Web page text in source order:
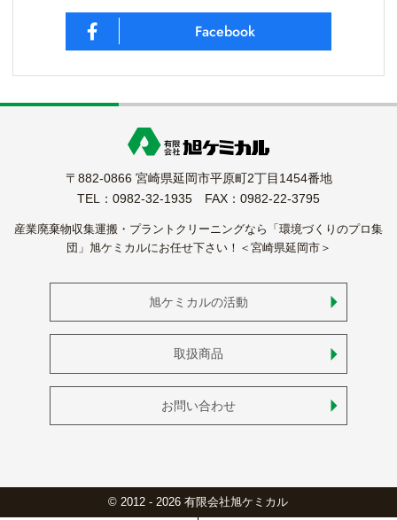
Facebook
〒882-0866 宮崎県延岡市平原町2丁目1454番地
TEL：0982-32-1935 FAX：0982-22-3795
産業廃棄物収集運搬・プラントクリーニングなら「環境づくりのプロ集
団」旭ケミカルにお任せ下さい！＜宮崎県延岡市＞
旭ケミカルの活動
取扱商品
お問い合わせ
© 2012 - 2026 有限会社旭ケミカル